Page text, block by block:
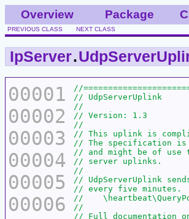
Overview Package
PREVIOUS CLASS NEXT CLASS
IpServer.
00001
00002
00003
00004
00005
00006